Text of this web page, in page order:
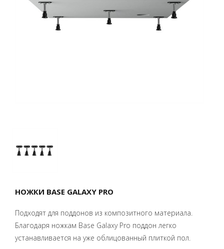
НОЖКИ BASE GALAXY PRO
Подходят для поддонов из композитного материала.
Благодаря ножкам Base Galaxy Pro поддон легко
устанавливается на уже облицованный плиткой пол.